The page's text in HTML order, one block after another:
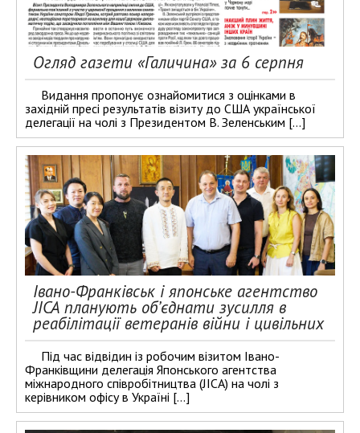
Огляд газети «Галичина» за 6 серпня
Видання пропонує ознайомитися з оцінками в
західній пресі результатів візиту до США української
делегації на чолі з Президентом В. Зеленським […]
Івано-Франківськ і японське агентство
JICA планують об’єднати зусилля в
реабілітації ветеранів війни і цивільних
Під час відвідин із робочим візитом Івано-
Франківщини делегація Японського агентства
міжнародного співробітництва (JICA) на чолі з
керівником офісу в Україні […]